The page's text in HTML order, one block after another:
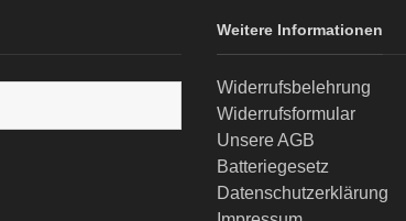
Weitere Informationen
Widerrufsbelehrung
Widerrufsformular
Unsere AGB
Batteriegesetz
Datenschutzerklärung